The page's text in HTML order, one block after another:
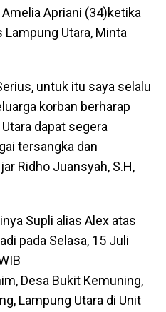
Apriani (34)ketika
Utara, Minta
untuk itu saya selalu
korban berharap
dapat segera
tersangka dan
Ridho Juansyah, S.H,
Supli alias Alex atas
pada Selasa, 15 Juli
Desa Bukit Kemuning,
Lampung Utara di Unit